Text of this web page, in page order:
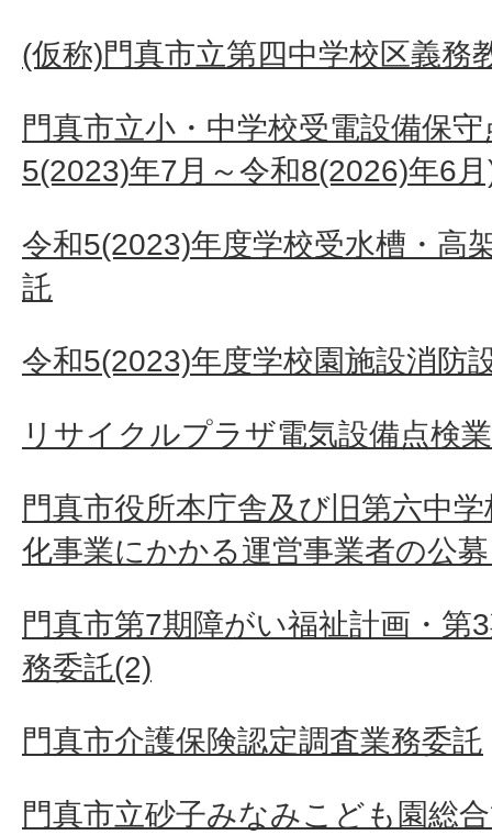
(仮称)門真市立第四中学校区義務
門真市立小・中学校受電設備保
5(2023)年7月～令和8(2026)年6
令和5(2023)年度学校受水槽・高
託
令和5(2023)年度学校園施設消防
リサイクルプラザ電気設備点検
門真市役所本庁舎及び旧第六中
化事業にかかる運営事業者の公
門真市第7期障がい福祉計画・第
務委託(2)
門真市介護保険認定調査業務委託
門真市立砂子みなみこども園総